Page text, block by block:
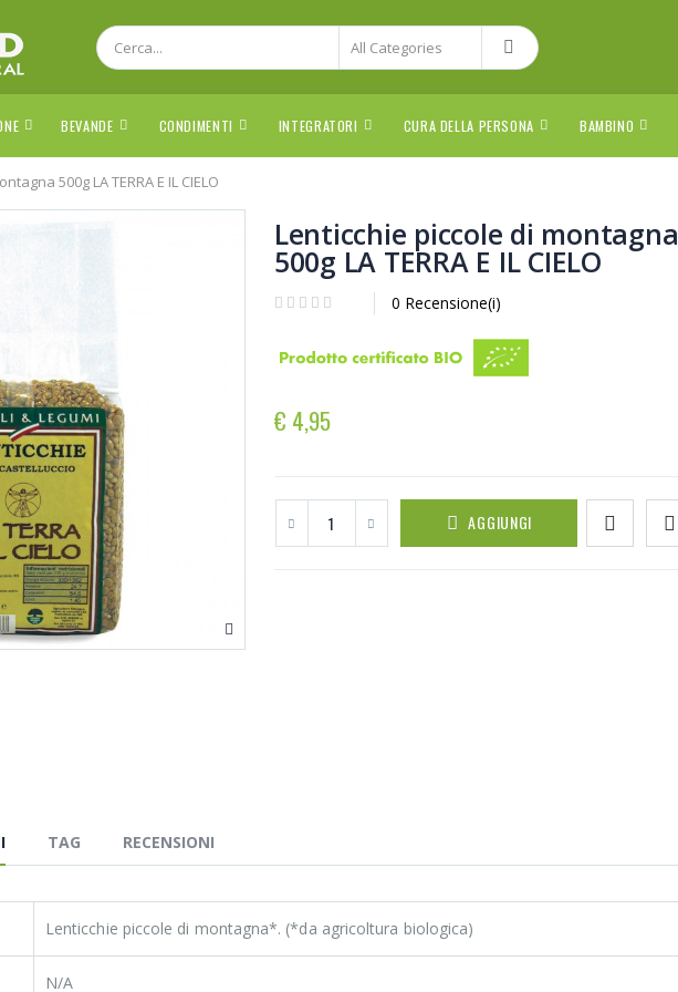
BEVANDE CONDIMENTI INTEGRATORI CURA DELLA PERSONA BAMBINO
500g LA TERRA E IL CIELO
Lenticchie piccole di montagna
500g LA TERRA E IL CIELO
0 Recensione(i)
€ 4,95
AGGIUNGI
TAG RECENSIONI
Lenticchie piccole di montagna*. (*da agricoltura biologica)
N/A